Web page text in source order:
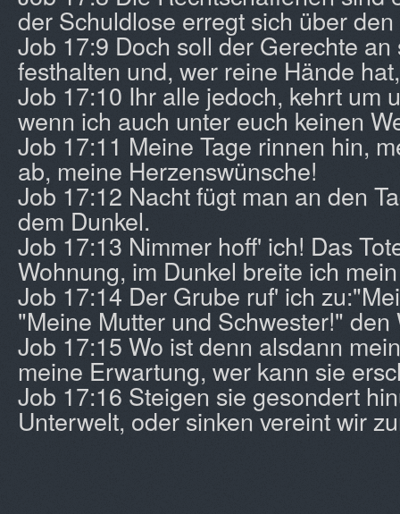
der Schuldlose erregt sich über den
Job 17:9 Doch soll der Gerechte
festhalten und, wer reine Hände
Job 17:10 Ihr alle jedoch, kehrt um
wenn ich auch unter euch keinen
Job 17:11 Meine Tage rinnen hin,
ab, meine Herzenswünsche!
Job 17:12 Nacht fügt man an den
dem Dunkel.
Job 17:13 Nimmer hoff' ich! Das
Wohnung, im Dunkel breite ich
Job 17:14 Der Grube ruf' ich
"Meine Mutter und Schwester!" den
Job 17:15 Wo ist denn alsdann
meine Erwartung, wer kann sie
Job 17:16 Steigen sie gesondert
Unterwelt, oder sinken vereint wir